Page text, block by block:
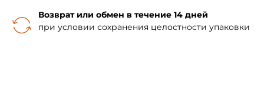
Возврат или обмен в течение 14 дней
при условии сохранения целостности упаковки